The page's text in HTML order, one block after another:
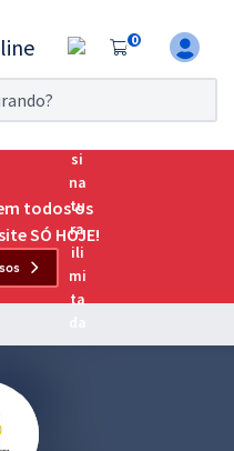
0
dias!
da
todos os
SÓ HOJE!